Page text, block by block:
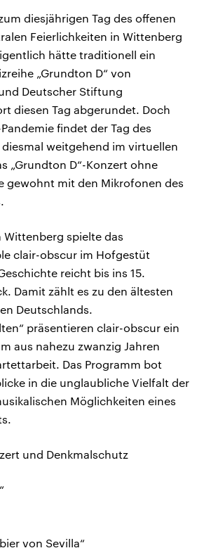
diesjährigen Tag des offenen
Feierlichkeiten in Wittenberg
hätte traditionell ein
„Grundton D“ von
Deutscher Stiftung
diesen Tag abgerundet. Doch
findet der Tag des
weitgehend im virtuellen
„Grundton D“-Konzert ohne
gewohnt mit den Mikrofonen des
Wittenberg spielte das
clair-obscur im Hofgestüt
reicht bis ins 15.
Damit zählt es zu den ältesten
Deutschlands.
präsentieren clair-obscur ein
aus nahezu zwanzig Jahren
Das Programm bot
in die unglaubliche Vielfalt der
Möglichkeiten eines
und Denkmalschutz
von Sevilla“